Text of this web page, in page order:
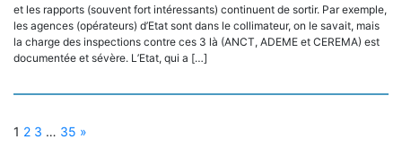
et les rapports (souvent fort intéressants) continuent de sortir. Par exemple,
les agences (opérateurs) d’Etat sont dans le collimateur, on le savait, mais
la charge des inspections contre ces 3 là (ANCT, ADEME et CEREMA) est
documentée et sévère. L’Etat, qui a […]
1 2 3 … 35 »